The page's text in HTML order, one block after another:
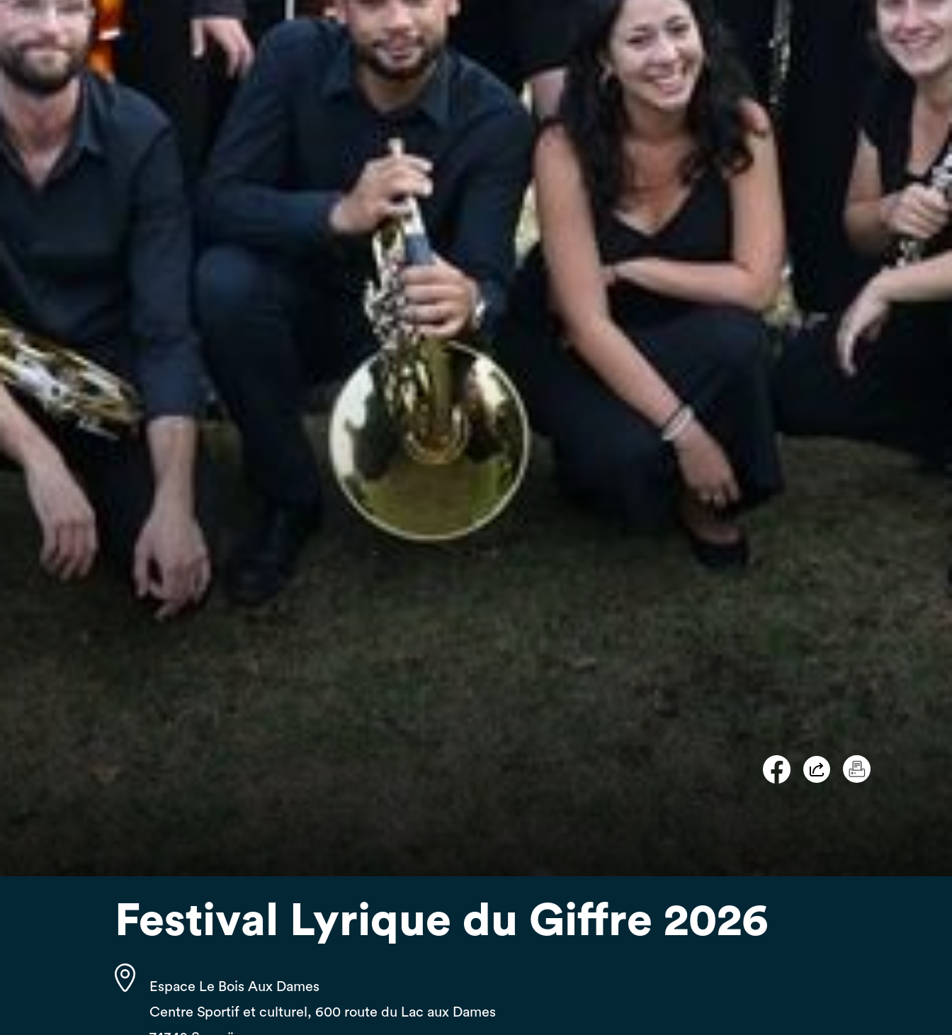
Festival Lyrique du Giffre 2026
Espace Le Bois Aux Dames
Centre Sportif et culturel, 600 route du Lac aux Dames